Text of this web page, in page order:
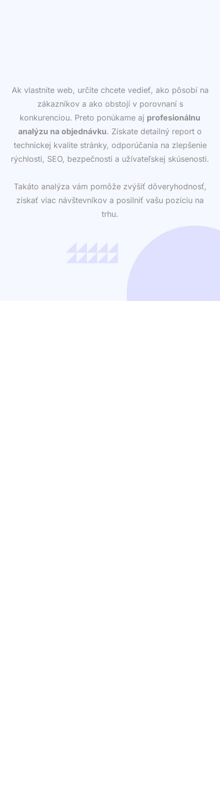
Ak vlastníte web, určite chcete vedieť, ako pôsobí na
zákazníkov a ako obstojí v porovnaní s
konkurenciou. Preto ponúkame aj profesionálnu
analýzu na objednávku. Získate detailný report o
technickej kvalite stránky, odporúčania na zlepšenie
rýchlosti, SEO, bezpečnosti a užívateľskej skúsenosti.
Takáto analýza vám pomôže zvýšiť dôveryhodnosť,
získať viac návštevníkov a posilniť vašu pozíciu na
trhu.